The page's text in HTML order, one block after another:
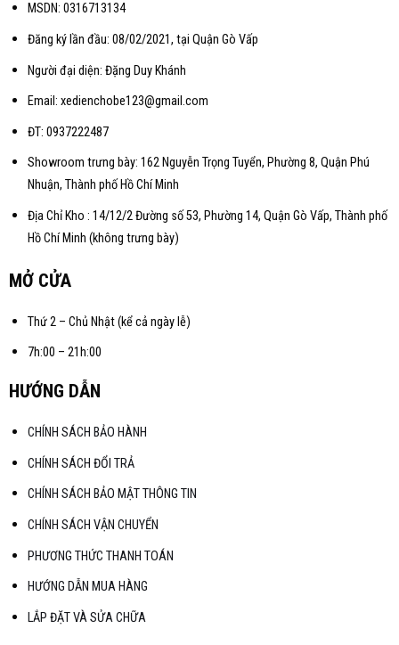
MSDN: 0316713134
Đăng ký lần đầu: 08/02/2021, tại Quận Gò Vấp
Người đại diện: Đặng Duy Khánh
Email: xedienchobe123@gmail.com
ĐT: 0937222487
Showroom trưng bày: 162 Nguyễn Trọng Tuyển, Phường 8, Quận Phú
Nhuận, Thành phố Hồ Chí Minh
Địa Chỉ Kho : 14/12/2 Đường số 53, Phường 14, Quận Gò Vấp, Thành phố
Hồ Chí Minh (không trưng bày)
MỞ CỬA
Thứ 2 – Chủ Nhật (kể cả ngày lễ)
7h:00 – 21h:00
HƯỚNG DẪN
CHÍNH SÁCH BẢO HÀNH
CHÍNH SÁCH ĐỔI TRẢ
CHÍNH SÁCH BẢO MẬT THÔNG TIN
CHÍNH SÁCH VẬN CHUYỂN
PHƯƠNG THỨC THANH TOÁN
HƯỚNG DẪN MUA HÀNG
LẮP ĐẶT VÀ SỬA CHỮA